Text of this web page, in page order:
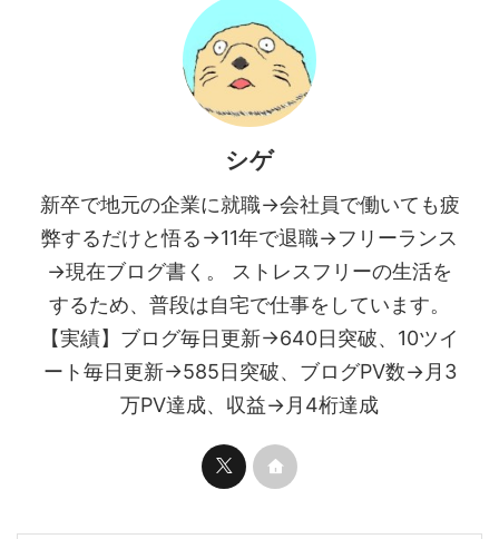
シゲ
新卒で地元の企業に就職→会社員で働いても疲
弊するだけと悟る→11年で退職→フリーランス
→現在ブログ書く。 ストレスフリーの生活を
するため、普段は自宅で仕事をしています。
【実績】ブログ毎日更新→640日突破、10ツイ
ート毎日更新→585日突破、ブログPV数→月3
万PV達成、収益→月4桁達成